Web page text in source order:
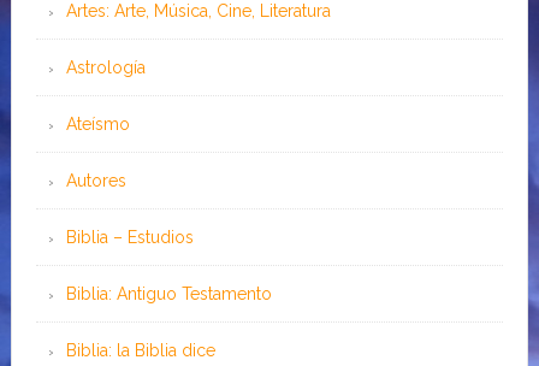
Artes: Arte, Música, Cine, Literatura
Astrología
Ateísmo
Autores
Biblia – Estudios
Biblia: Antiguo Testamento
Biblia: la Biblia dice